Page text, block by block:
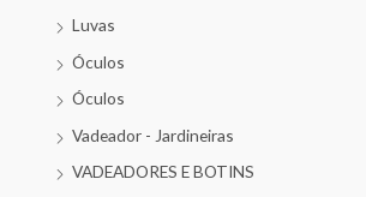
Luvas
Óculos
Óculos
Vadeador - Jardineiras
VADEADORES E BOTINS